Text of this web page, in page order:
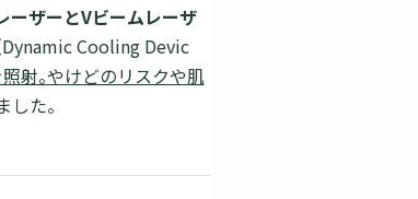
ーザーとVビームレーザ
Dynamic Cooling Devic
射。やけどのリスクや肌
した。